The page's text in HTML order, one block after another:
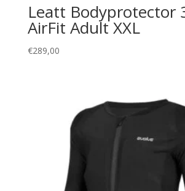
Leatt Bodyprotector
AirFit Adult XXL
€289,00